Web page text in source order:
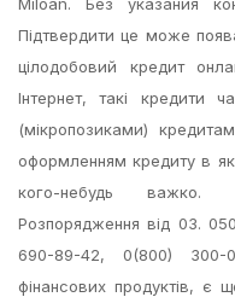
Підтвердити це може
цілодобовий кредит
Інтернет, такі кредити
(мікропозиками)
оформленням кредиту в
кого-небудь важко.
Розпорядження від 03.
690-89-42, 0(800) 300-
фінансових продуктів, є